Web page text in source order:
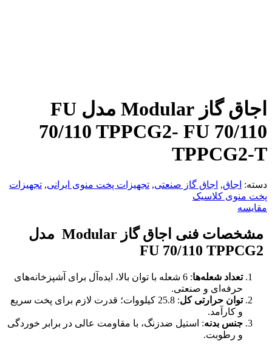
اجاق گاز Modular مدل FU
70/110 TPPCG2- FU 70/110
TPPCG2-T
دسته: اجاق, اجاق گاز صنعتی, تجهیزات پخت منوی ایرانی, تجهیزات
پخت منوی کلاسیک
مقایسه
مشخصات فنی اجاق گاز Modular مدل
FU 70/110 TPPCG2
تعداد شعله‌ها
: 6 شعله با توان بالا، ایده‌آل برای آشپزخانه‌های
حرفه‌ای و صنعتی.
توان حرارتی کل
: 25.8 کیلووات؛ قدرت لازم برای پخت سریع
و کارآمد.
جنس بدنه: استیل ضدزنگ، با مقاومت عالی در برابر خوردگی
و رطوبت.